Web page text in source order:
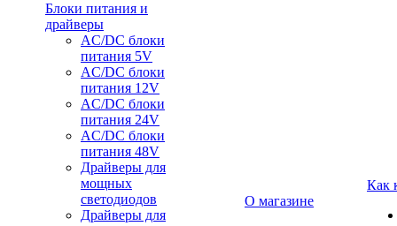
Блоки питания и
драйверы
AC/DC блоки
питания 5V
AC/DC блоки
питания 12V
AC/DC блоки
питания 24V
AC/DC блоки
питания 48V
Драйверы для
мощных
светодиодов
Драйверы для
О магазине
Как